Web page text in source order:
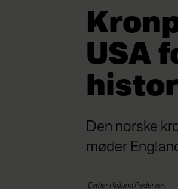
USA
Den norske
møder
Esther HøjlundPedersen